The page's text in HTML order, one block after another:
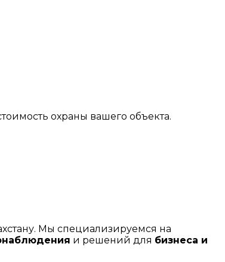
охраны вашего объекта.
Мы специализируемся на
и решений для бизнеса и